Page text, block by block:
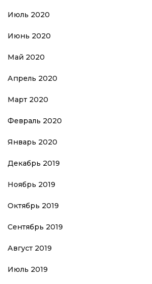
Июль 2020
Июнь 2020
Май 2020
Апрель 2020
Март 2020
Февраль 2020
Январь 2020
Декабрь 2019
Ноябрь 2019
Октябрь 2019
Сентябрь 2019
Август 2019
Июль 2019